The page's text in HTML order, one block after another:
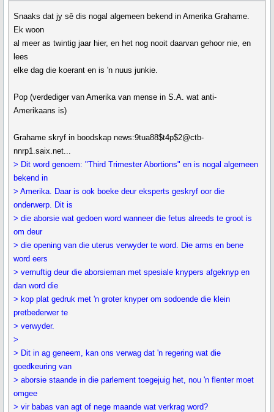
Snaaks dat jy sê dis nogal algemeen bekend in Amerika Grahame.
Ek woon
al meer as twintig jaar hier, en het nog nooit daarvan gehoor nie, en
lees
elke dag die koerant en is 'n nuus junkie.
Pop (verdediger van Amerika van mense in S.A. wat anti-
Amerikaans is)
Grahame skryf in boodskap news:9tua88$t4p$2@ctb-
nnrp1.saix.net...
> Dit word genoem: "Third Trimester Abortions" en is nogal algemeen
bekend in
> Amerika. Daar is ook boeke deur eksperts geskryf oor die
onderwerp. Dit is
> die aborsie wat gedoen word wanneer die fetus alreeds te groot is
om deur
> die opening van die uterus verwyder te word. Die arms en bene
word eers
> vernuftig deur die aborsieman met spesiale knypers afgeknyp en
dan word die
> kop plat gedruk met 'n groter knyper om sodoende die klein
pretbederwer te
> verwyder.
>
> Dit in ag geneem, kan ons verwag dat 'n regering wat die
goedkeuring van
> aborsie staande in die parlement toegejuig het, nou 'n flenter moet
omgee
> vir babas van agt of nege maande wat verkrag word?